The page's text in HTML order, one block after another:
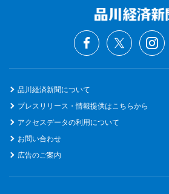
品川経済新聞について
プレスリリース・情報提供はこちらから
アクセスデータの利用について
お問い合わせ
広告のご案内